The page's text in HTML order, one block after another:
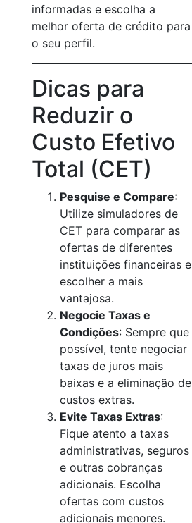
informadas e escolha a
melhor oferta de crédito para
o seu perfil.
Dicas para
Reduzir o
Custo Efetivo
Total (CET)
Pesquise e Compare:
Utilize simuladores de
CET para comparar as
ofertas de diferentes
instituições financeiras e
escolher a mais
vantajosa.
Negocie Taxas e
Condições: Sempre que
possível, tente negociar
taxas de juros mais
baixas e a eliminação de
custos extras.
Evite Taxas Extras:
Fique atento a taxas
administrativas, seguros
e outras cobranças
adicionais. Escolha
ofertas com custos
adicionais menores.